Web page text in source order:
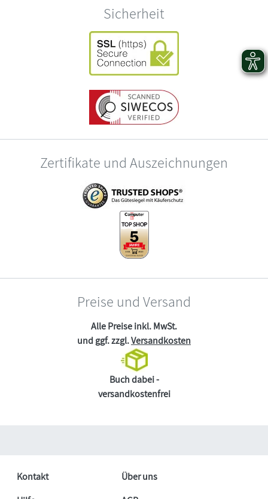
Sicherheit
Zertifikate und Auszeichnungen
Preise und Versand
Alle Preise inkl. MwSt.
und ggf. zzgl.Versandkosten
Buch dabei -
versandkostenfrei
Kontakt
Über uns